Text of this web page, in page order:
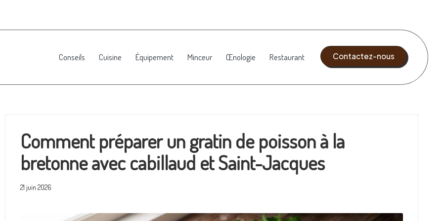
Conseils Cuisine Équipement Minceur Œnologie Restaurant Contactez-nous
Comment préparer un gratin de poisson à la
bretonne avec cabillaud et Saint-Jacques
21 juin 2026